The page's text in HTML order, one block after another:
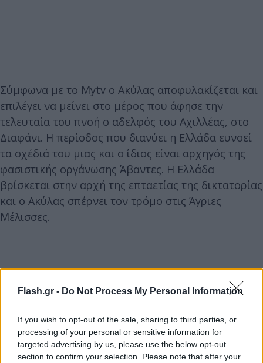
Flash.gr - Do Not Process My Personal Information
If you wish to opt-out of the sale, sharing to third parties, or
processing of your personal or sensitive information for
targeted advertising by us, please use the below opt-out
section to confirm your selection. Please note that after your
Σύμφωνα με το Mytv o Ακύλας αποφυλακίζεται και
επιλέγει να μείνει στο μέρος που άφησε την
τελευταία του πνοή ο αδελφός του Αχιλλέας, στο
Διαφάνι. Η περίοδος που διανύει η Ελλάδα ευνοεί
τα σχέδιά του μιας και ο ίδιος είναι αρχηγός της
φασιστικής οργάνωσης Άβαντες. Η Ελλάδα
βρίσκεται στην αρχή της επταετίας της δικτατορίας
και ο Ακύλας σπέρνει τον τρόμο στις Άγριες
Μέλισσες.